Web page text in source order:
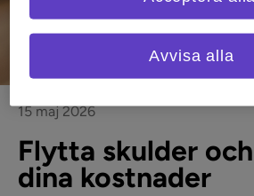
15 maj 2026
Flytta skulder
dina kostnader
Avvisa alla